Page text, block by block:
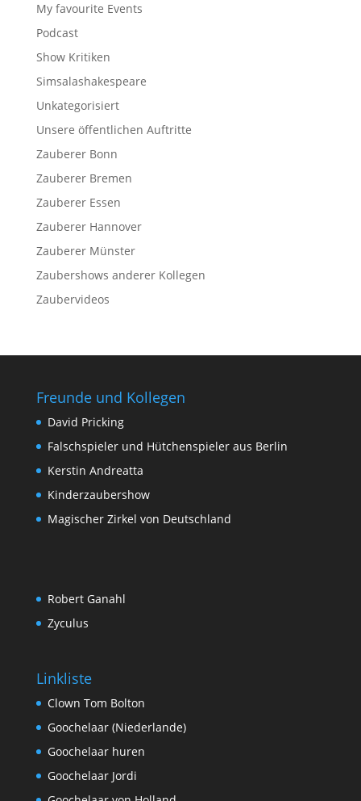
My favourite Events
Podcast
Show Kritiken
Simsalashakespeare
Unkategorisiert
Unsere öffentlichen Auftritte
Zauberer Bonn
Zauberer Bremen
Zauberer Essen
Zauberer Hannover
Zauberer Münster
Zaubershows anderer Kollegen
Zaubervideos
Freunde und Kollegen
David Pricking
Falschspieler und Hütchenspieler aus Berlin
Kerstin Andreatta
Kinderzaubershow
Magischer Zirkel von Deutschland
Robert Ganahl
Zyculus
Linkliste
Clown Tom Bolton
Goochelaar (Niederlande)
Goochelaar huren
Goochelaar Jordi